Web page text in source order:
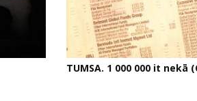
TUMSA. 1 000 000 it nekā